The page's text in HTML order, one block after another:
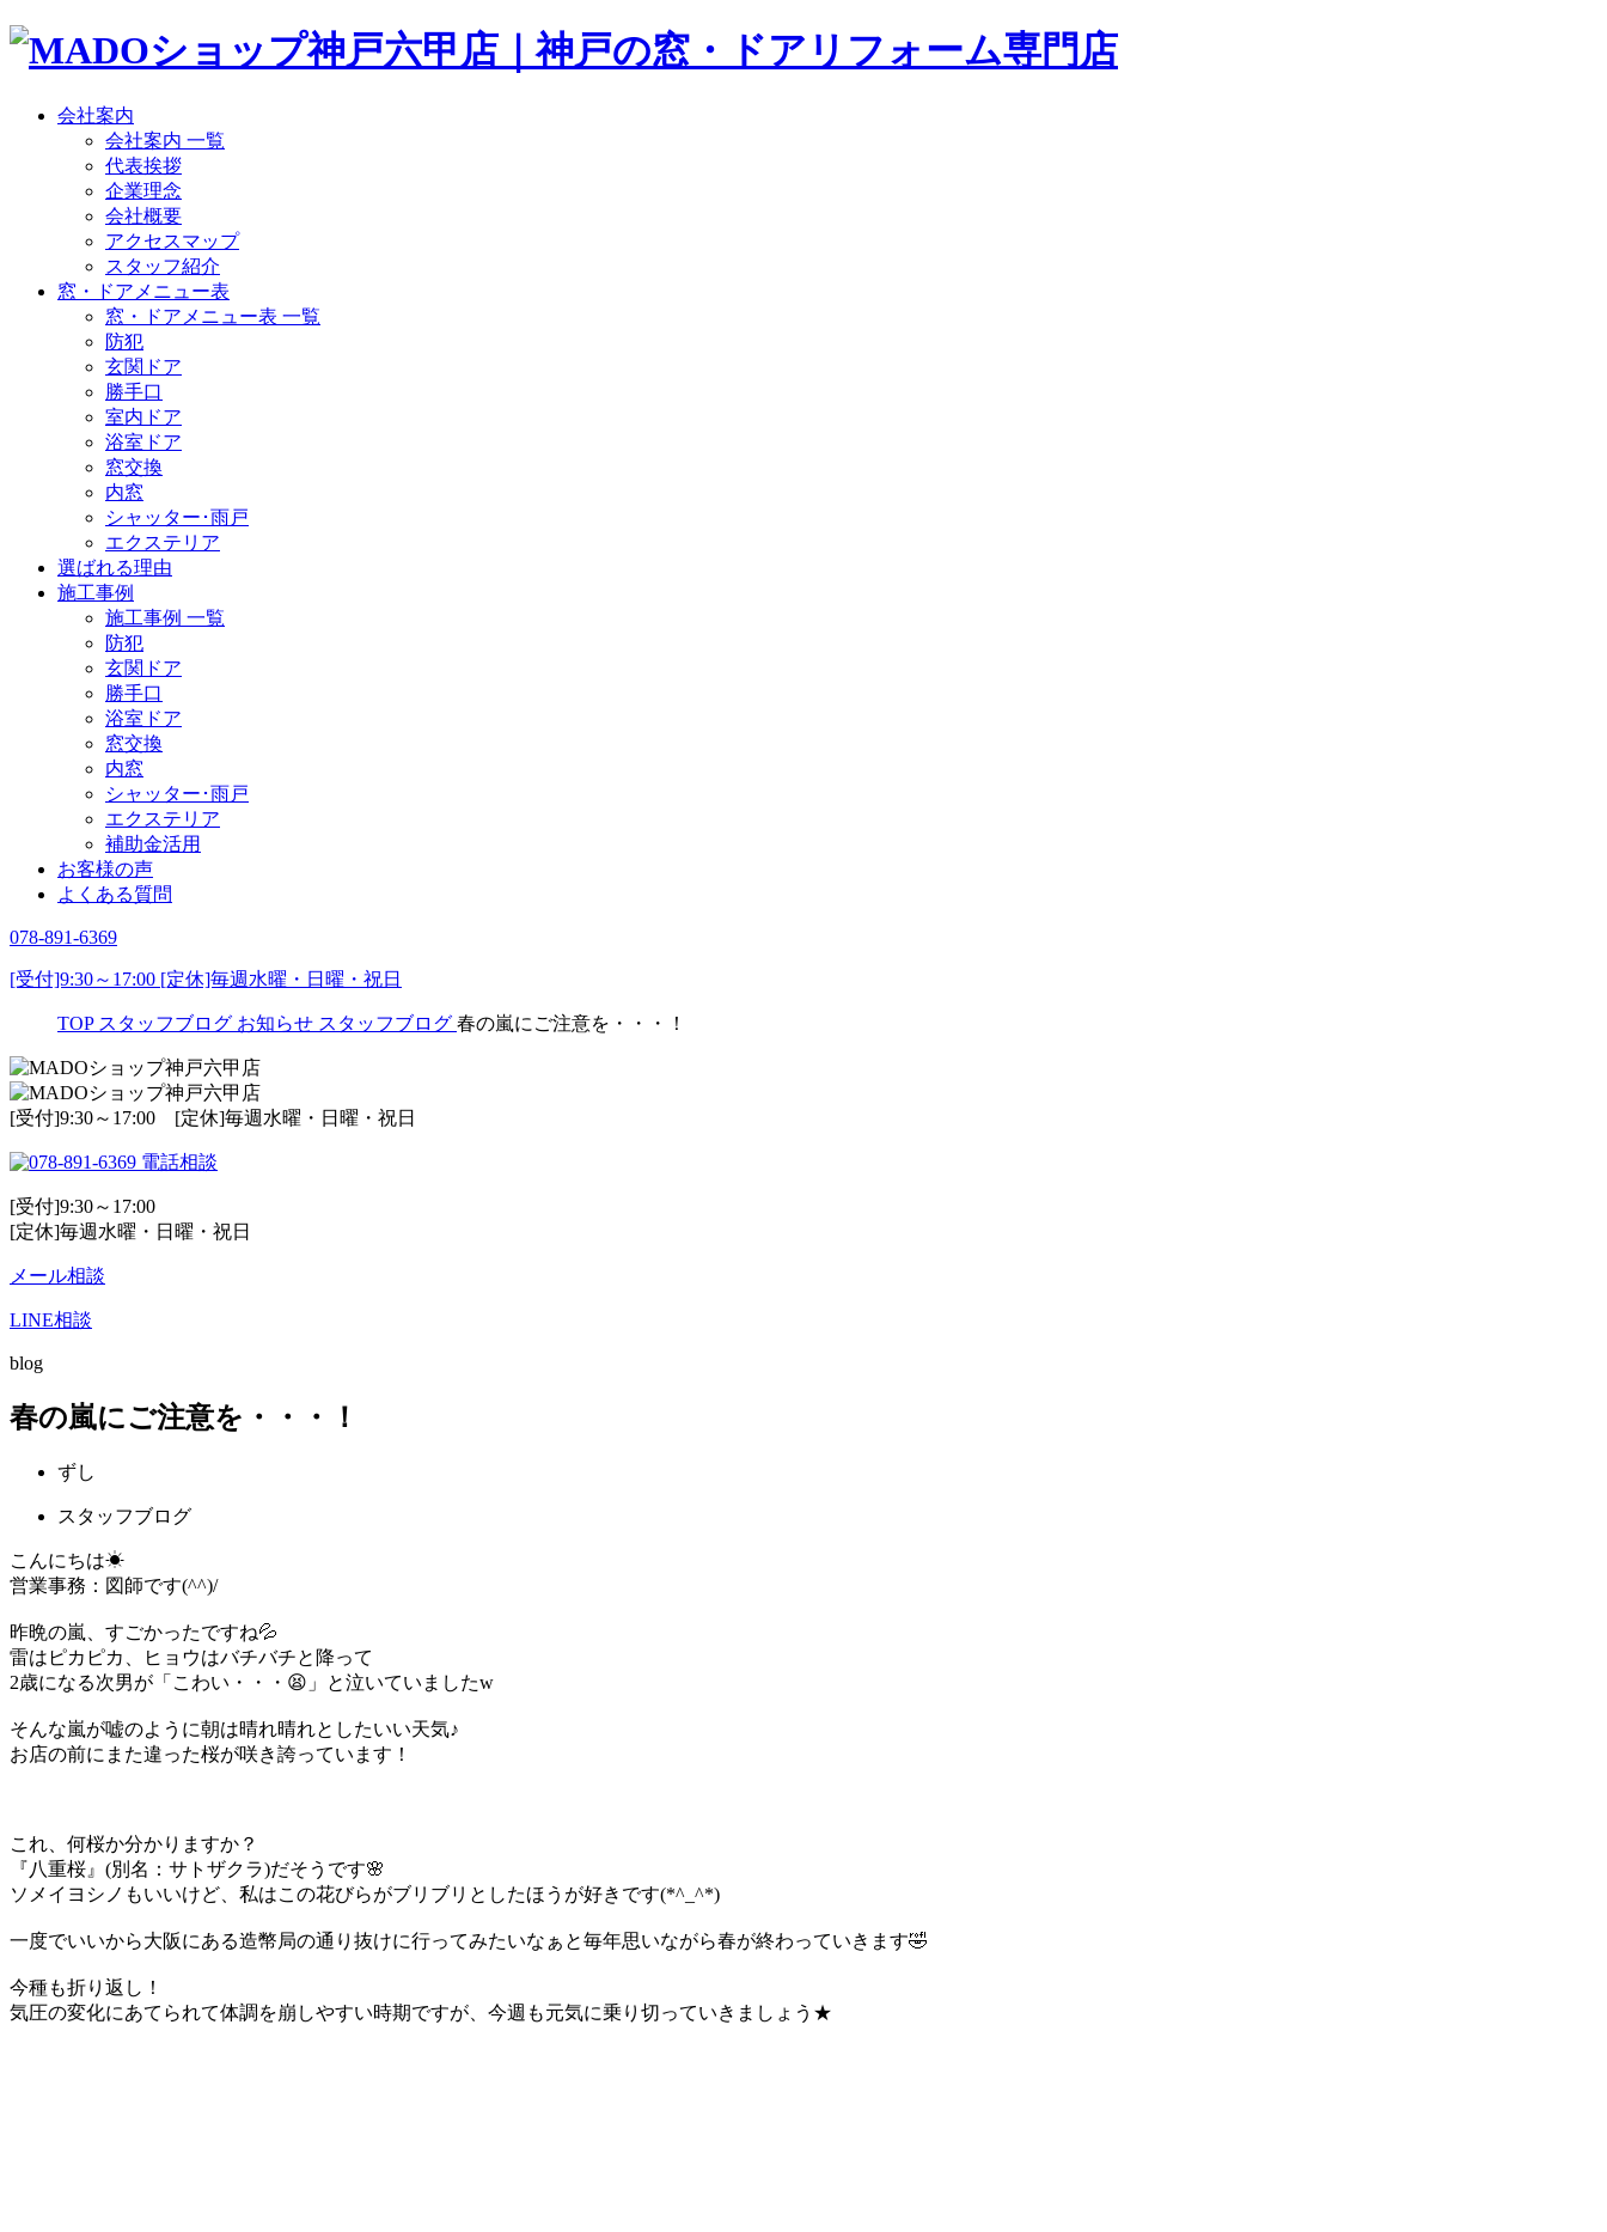
会社案内
会社案内 一覧
代表挨拶
企業理念
会社概要
アクセスマップ
スタッフ紹介
窓・ドアメニュー表
窓・ドアメニュー表 一覧
防犯
玄関ドア
勝手口
室内ドア
浴室ドア
窓交換
内窓
シャッター･雨戸
エクステリア
選ばれる理由
施工事例
施工事例 一覧
防犯
玄関ドア
勝手口
浴室ドア
窓交換
内窓
シャッター･雨戸
エクステリア
補助金活用
お客様の声
よくある質問
078-891-6369
[受付]9:30～17:00 [定休]毎週水曜・日曜・祝日
TOP スタッフブログ お知らせ スタッフブログ 春の嵐にご注意を・・・！
[受付]9:30～17:00 [定休]毎週水曜・日曜・祝日
電話相談
[受付]9:30～17:00
[定休]毎週水曜・日曜・祝日
メール相談
LINE相談
blog
春の嵐にご注意を・・・！
ずし
スタッフブログ
こんにちは☀
営業事務：図師です(^^)/
昨晩の嵐、すごかったですね💦
雷はピカピカ、ヒョウはバチバチと降って
2歳になる次男が「こわい・・・😫」と泣いていましたw
そんな嵐が嘘のように朝は晴れ晴れとしたいい天気♪
お店の前にまた違った桜が咲き誇っています！
これ、何桜か分かりますか？
『八重桜』(別名：サトザクラ)だそうです🌸
ソメイヨシノもいいけど、私はこの花びらがブリブリとしたほうが好きです(*^_^*)
一度でいいから大阪にある造幣局の通り抜けに行ってみたいなぁと毎年思いながら春が終わっていきます🤣
今種も折り返し！
気圧の変化にあてられて体調を崩しやすい時期ですが、今週も元気に乗り切っていきましょう★